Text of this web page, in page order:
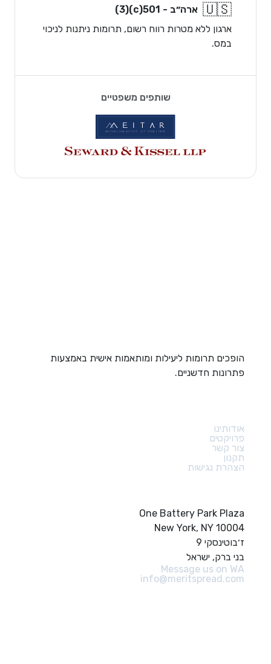
🇺🇸 ארה״ב - 501(c)(3)
ארגון ללא מטרות רווח רשום, תרומות ניתנות לניכוי
במס.
שותפים משפטיים
הופכים תרומות ליעילות ומותאמות אישית באמצעות
פתרונות חדשניים.
אודותינו
פרויקטים
צור קשר
תקנון
הצהרת נגישות
One Battery Park Plaza
New York, NY 10004
ז׳בוטינסקי 9
בני ברק, ישראל
Message us on WA
info@meritspread.com